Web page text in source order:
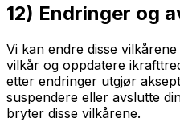
12) Endringer og
Vi kan endre disse
vilkår og oppdatere
etter endringer utgjør
suspendere eller avslutte
bryter disse vilkårene.